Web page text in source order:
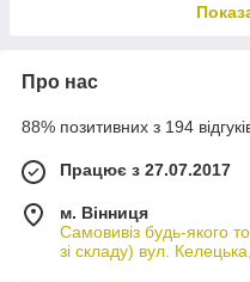
Про нас
88% позитивних з 194
Працює з 27.07.2017
м. Вінниця
Самовивіз будь-якого
зі складу) вул.